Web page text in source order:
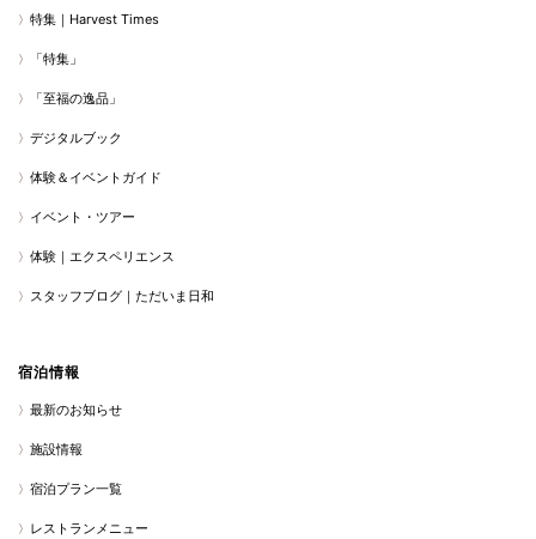
特集｜Harvest Times
「特集」
「至福の逸品」
デジタルブック
体験＆イベントガイド
イベント・ツアー
体験｜エクスペリエンス
スタッフブログ｜ただいま日和
宿泊情報
最新のお知らせ
施設情報
宿泊プラン一覧
レストランメニュー